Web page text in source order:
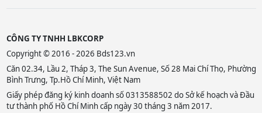
CÔNG TY TNHH LBKCORP
Copyright © 2016 - 2026 Bds123.vn
Căn 02.34, Lầu 2, Tháp 3, The Sun Avenue, Số 28 Mai Chí Thọ, Phường
Bình Trưng, Tp.Hồ Chí Minh, Việt Nam
Giấy phép đăng ký kinh doanh số 0313588502 do Sở kế hoạch và Đầu
tư thành phố Hồ Chí Minh cấp ngày 30 tháng 3 năm 2017.